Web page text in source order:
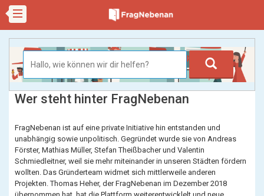
Wer steht hinter FragNebenan
FragNebenan ist auf eine private Initiative hin entstanden und
unabhängig sowie unpolitisch. Gegründet wurde sie von Andreas
Förster, Mathias Müller, Stefan Theißbacher und Valentin
Schmiedleitner, weil sie mehr miteinander in unseren Städten fördern
wollten. Das Gründerteam widmet sich mittlerweile anderen
Projekten. Thomas Heher, der FragNebenan im Dezember 2018